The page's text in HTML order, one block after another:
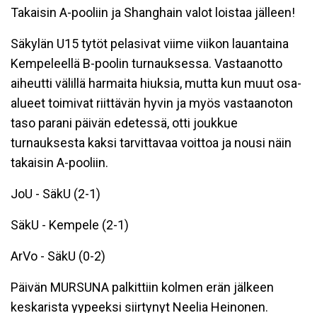
Takaisin A-pooliin ja Shanghain valot loistaa jälleen!
Säkylän U15 tytöt pelasivat viime viikon lauantaina
Kempeleellä B-poolin turnauksessa. Vastaanotto
aiheutti välillä harmaita hiuksia, mutta kun muut osa-
alueet toimivat riittävän hyvin ja myös vastaanoton
taso parani päivän edetessä, otti joukkue
turnauksesta kaksi tarvittavaa voittoa ja nousi näin
takaisin A-pooliin.
JoU - SäkU (2-1)
SäkU - Kempele (2-1)
ArVo - SäkU (0-2)
Päivän MURSUNA palkittiin kolmen erän jälkeen
keskarista yypeeksi siirtynyt Neelia Heinonen.